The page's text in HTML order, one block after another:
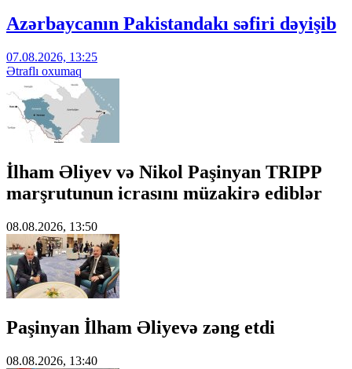
Azərbaycanın Pakistandakı səfiri dəyişib
07.08.2026, 13:25
Ətraflı oxumaq
İlham Əliyev və Nikol Paşinyan TRIPP
marşrutunun icrasını müzakirə ediblər
08.08.2026, 13:50
Paşinyan İlham Əliyevə zəng etdi
08.08.2026, 13:40